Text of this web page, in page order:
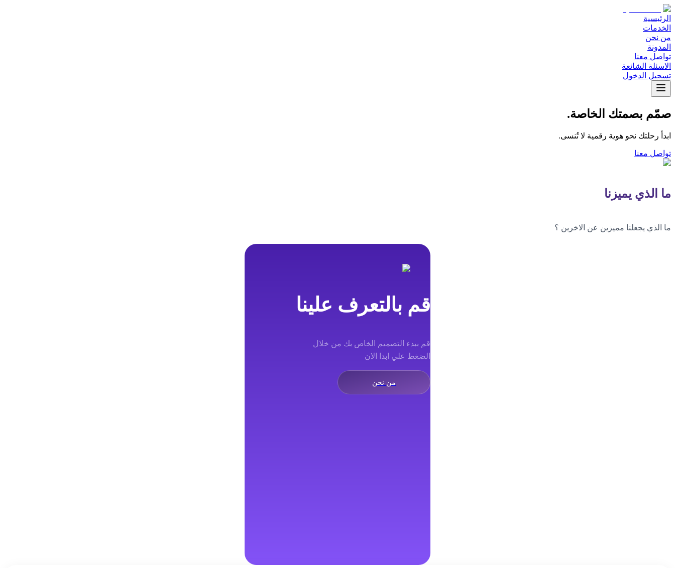
الرئيسية
الخدمات
من نحن
المدونة
تواصل معنا
الاسئلة الشائعة
تسجيل الدخول
صمّم بصمتك الخاصة.
ابدأ رحلتك نحو هوية رقمية لا تُنسى.
تواصل معنا
ما الذي يميزنا
ما الذي يجعلنا مميزين عن الاخرين ؟
قم بالتعرف علينا
قم ببدء التصميم الخاص بك من خلال
الضغط علي ابدا الان
من نحن